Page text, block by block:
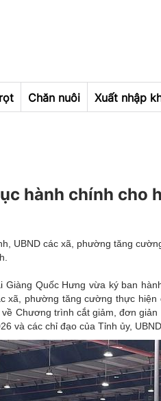
Chăn nuôi Xuất nhập
hành chính cho
UBND các xã, phường tăng
Giàng Quốc Hưng vừa ký ban
xã, phường tăng cường thực hiện
Chương trình cắt giảm, đơn
và các chỉ đạo của Tỉnh ủy,